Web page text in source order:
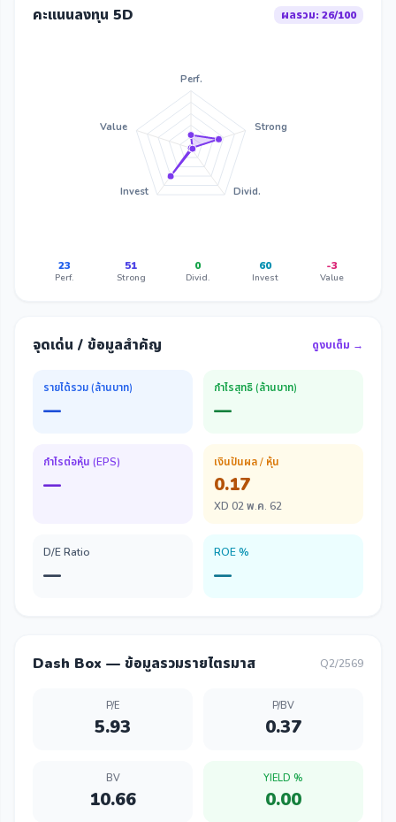
คะแนนลงทุน 5D ผลรวม: 26/100
Perf.
Strong
Divid.
Invest
Value
23
Perf.
51
Strong
0
Divid.
60
Invest
-3
Value
จุดเด่น / ข้อมูลสำคัญ ดูงบเต็ม →
รายได้รวม (ล้านบาท)
—
กำไรสุทธิ (ล้านบาท)
—
กำไรต่อหุ้น (EPS)
—
เงินปันผล / หุ้น
0.17
XD 02 พ.ค. 62
D/E Ratio
—
ROE %
—
Dash Box — ข้อมูลรวมรายไตรมาส Q2/2569
P/E
5.93
P/BV
0.37
BV
10.66
YIELD %
0.00